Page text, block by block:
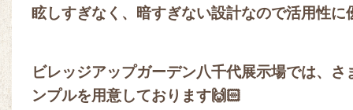
眩しすぎなく、暗すぎない設計なので活用性に
ビレッジアップガーデン八千代展示場では、さ
ンプルを用意しております🙌🏻